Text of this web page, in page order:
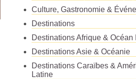
Culture, Gastronomie &
Destinations
Destinations Afrique & Océan
Destinations Asie & Océanie
Destinations Caraïbes &
Latine